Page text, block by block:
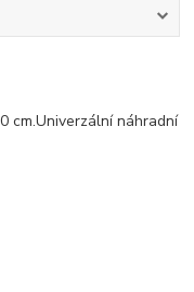
cm.Univerzální náhradní